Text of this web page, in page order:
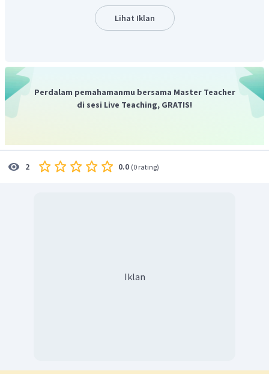
Mengubah satuan ke bawah setiap turun satu tangga
Dari tangga satuan panjang di atas, diperoleh bahwa darim
ke dmturun satu tangga sehingga mengalami proses
dikali
. Sehingga:
Dengan demikian, nilai dari 30 m adalah
300 dm .
Lihat Iklan
Perdalam pemahamanmu bersama Master Teacher
di sesi Live Teaching, GRATIS!
2 0.0 (0 rating)
Iklan